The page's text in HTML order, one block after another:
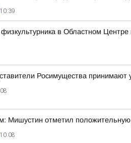
10:39
в Областном Центре
Росимущества
Мишустин отметил
10:08